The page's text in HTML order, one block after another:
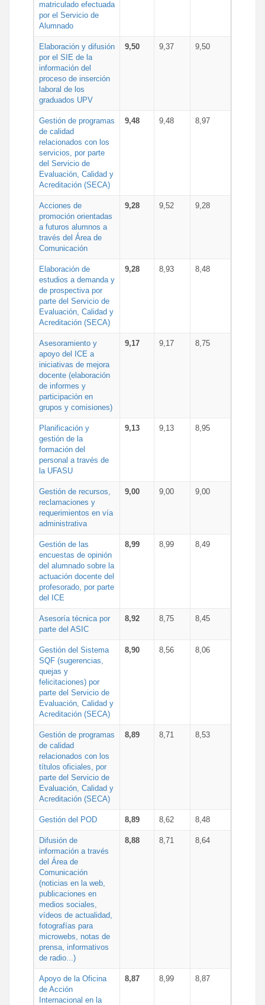
matriculado efectuada
por el Servicio de
Alumnado
Elaboración y difusión
por el SIE de la
información del
proceso de inserción
laboral de los
graduados UPV
9,50 9,37 9,50
Gestión de programas
de calidad
relacionados con los
servicios, por parte
del Servicio de
Evaluación, Calidad y
Acreditación (SECA)
9,48 9,48 8,97
Acciones de
promoción orientadas
a futuros alumnos a
través del Área de
Comunicación
9,28 9,52 9,28
Elaboración de
estudios a demanda y
de prospectiva por
parte del Servicio de
Evaluación, Calidad y
Acreditación (SECA)
9,28 8,93 8,48
Asesoramiento y
apoyo del ICE a
iniciativas de mejora
docente (elaboración
de informes y
participación en
grupos y comisiones)
9,17 9,17 8,75
Planificación y
gestión de la
formación del
personal a través de
la UFASU
9,13 9,13 8,95
Gestión de recursos,
reclamaciones y
requerimientos en vía
administrativa
9,00 9,00 9,00
Gestión de las
encuestas de opinión
del alumnado sobre la
actuación docente del
profesorado, por parte
del ICE
8,99 8,99 8,49
Asesoría técnica por
parte del ASIC
8,92 8,75 8,45
Gestión del Sistema
SQF (sugerencias,
quejas y
felicitaciones) por
parte del Servicio de
Evaluación, Calidad y
Acreditación (SECA)
8,90 8,56 8,06
Gestión de programas
de calidad
relacionados con los
títulos oficiales, por
parte del Servicio de
Evaluación, Calidad y
Acreditación (SECA)
8,89 8,71 8,53
Gestión del POD 8,89 8,62 8,48
Difusión de
información a través
del Área de
Comunicación
(noticias en la web,
publicaciones en
medios sociales,
vídeos de actualidad,
fotografías para
microwebs, notas de
prensa, informativos
de radio...)
8,88 8,71 8,64
Apoyo de la Oficina
de Acción
Internacional en la
8,87 8,99 8,87